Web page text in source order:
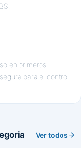
en primeros
para el control
Ver todos